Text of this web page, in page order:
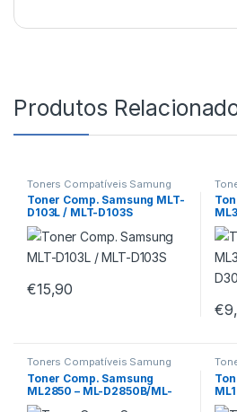
Produtos
Toners Compatíveis Samung
Toner Comp. Samsung MLT-
D103L / MLT-D103S
€15,90
€
Toners Compatíveis Samung
Toner Comp. Samsung
ML2850 – ML-D2850B/ML-
D2850A/SU654A/SU646A